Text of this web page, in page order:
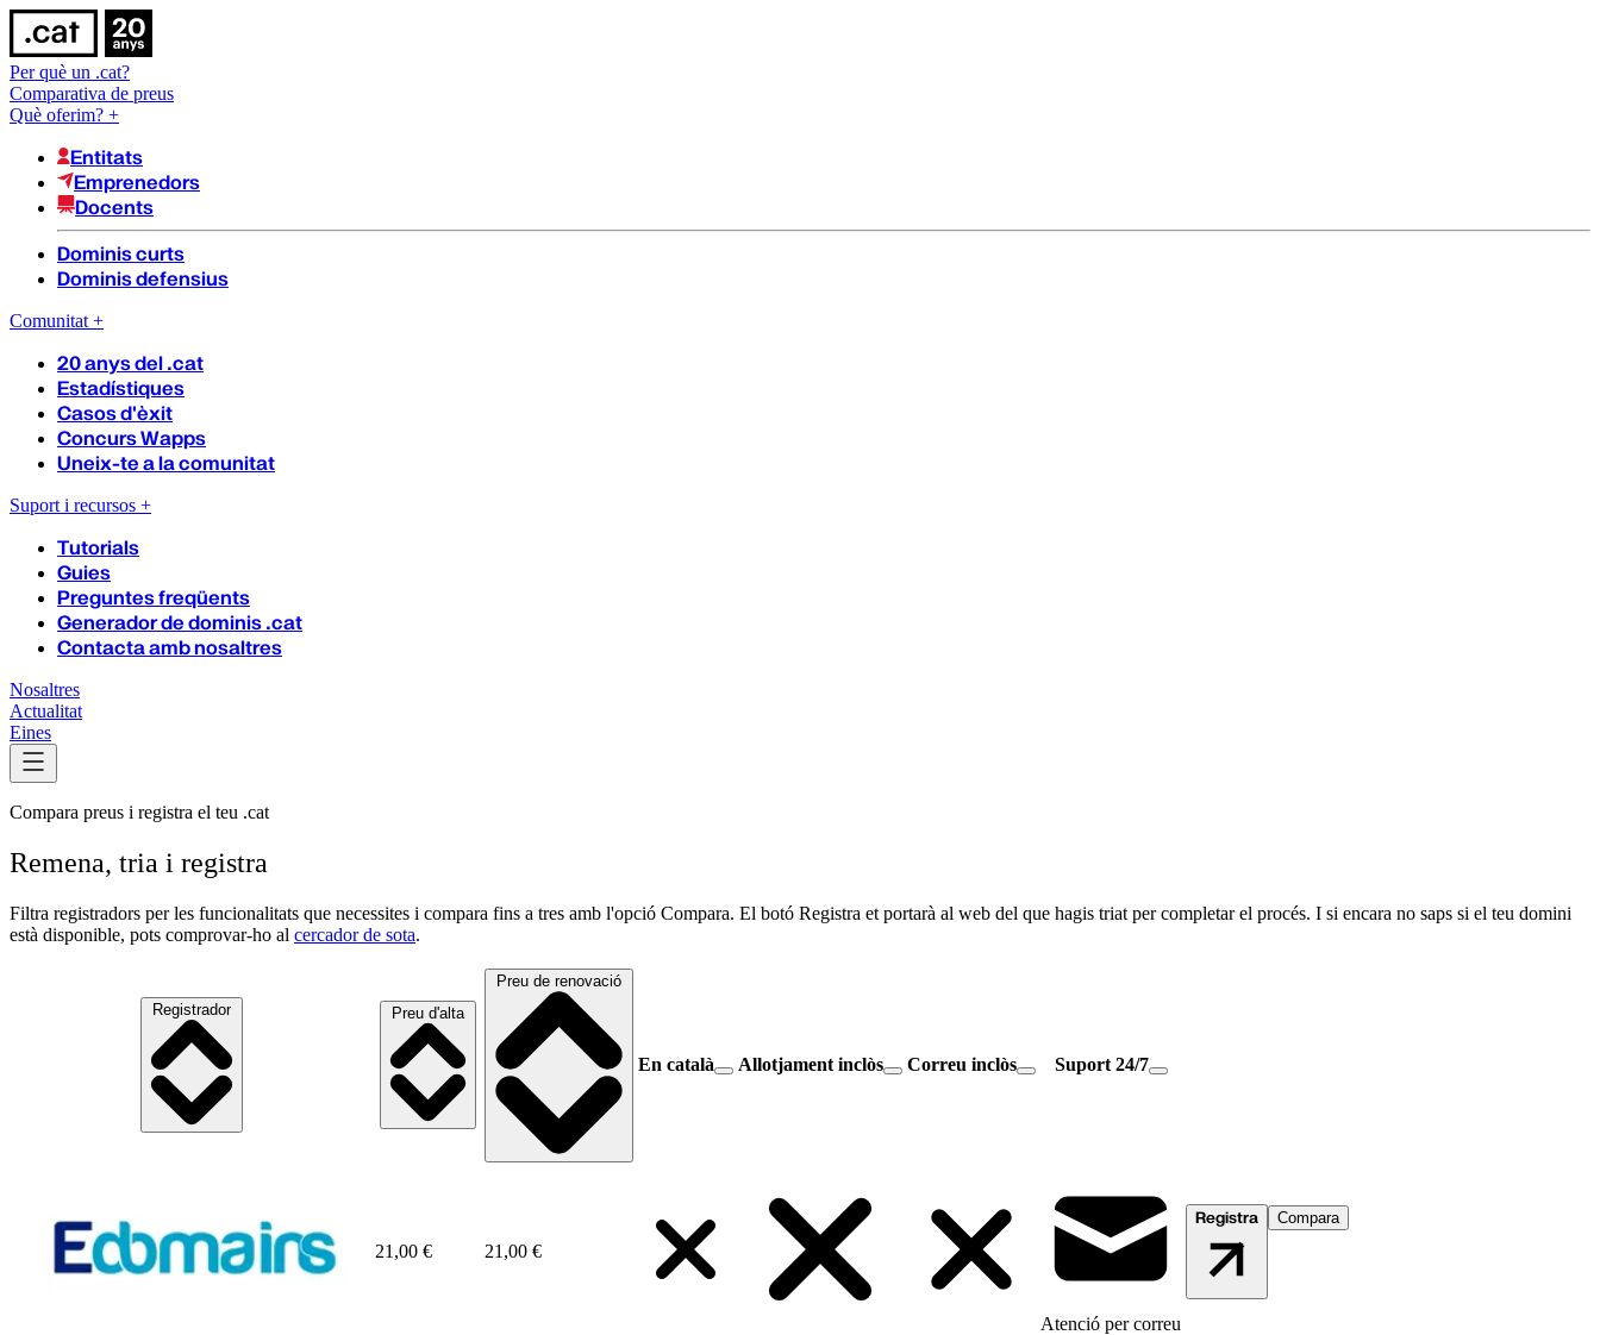
Per què un .cat?
Comparativa de preus
Què oferim? +
Entitats
Emprenedors
Docents
Dominis curts
Dominis defensius
Comunitat +
20 anys del .cat
Estadístiques
Casos d'èxit
Concurs Wapps
Uneix-te a la comunitat
Suport i recursos +
Tutorials
Guies
Preguntes freqüents
Generador de dominis .cat
Contacta amb nosaltres
Nosaltres
Actualitat
Eines
Compara preus i registra el teu .cat
Remena, tria i registra
Filtra registradors per les funcionalitats que necessites i compara fins a tres amb l'opció Compara. El botó Registra et portarà al web del que hagis triat per completar el procés. I si encara no saps si el teu domini
està disponible, pots comprovar-ho al cercador de sota.
Registrador Preu d'alta
Preu de renovació
En català Allotjament inclòs Correu inclòs Suport 24/7
21,00 € 21,00 €
Atenció per correu
Registra Compara